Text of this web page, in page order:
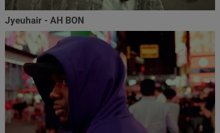
Jyeuhair - AH BON